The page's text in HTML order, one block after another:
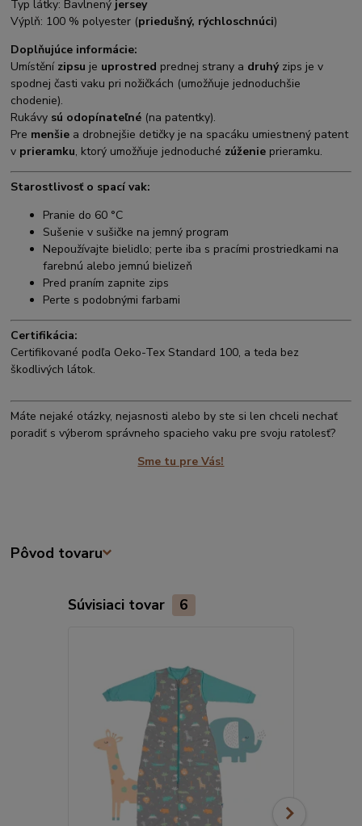
Typ látky: Bavlnený jersey
Výplň: 100 % polyester (priedušný, rýchloschnúci)
Doplňujúce informácie:
Umístění zipsu je uprostred prednej strany a druhý zips je v
spodnej časti vaku pri nožičkách (umožňuje jednoduchšie
chodenie).
Rukávy sú odopínateľné (na patentky).
Pre menšie a drobnejšie detičky je na spacáku umiestnený patent
v prieramku, ktorý umožňuje jednoduché zúženie prieramku.
Starostlivosť o spací vak:
Pranie do 60 °C
Sušenie v sušičke na jemný program
Nepoužívajte bielidlo; perte iba s pracími prostriedkami na
farebnú alebo jemnú bielizeň
Pred praním zapnite zips
Perte s podobnými farbami
Certifikácia:
Certifikované podľa Oeko-Tex Standard 100, a teda bez
škodlivých látok.
Máte nejaké otázky, nejasnosti alebo by ste si len chceli nechať
poradiť s výberom správneho spacieho vaku pre svoju ratolesť?
Sme tu pre Vás!
Pôvod tovaru
Súvisiaci tovar 6